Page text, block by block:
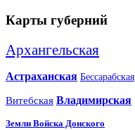
Карты губерний
Архангельская
Астраханская Бессарабская
Витебская Владимирская
Земли Войска Донского